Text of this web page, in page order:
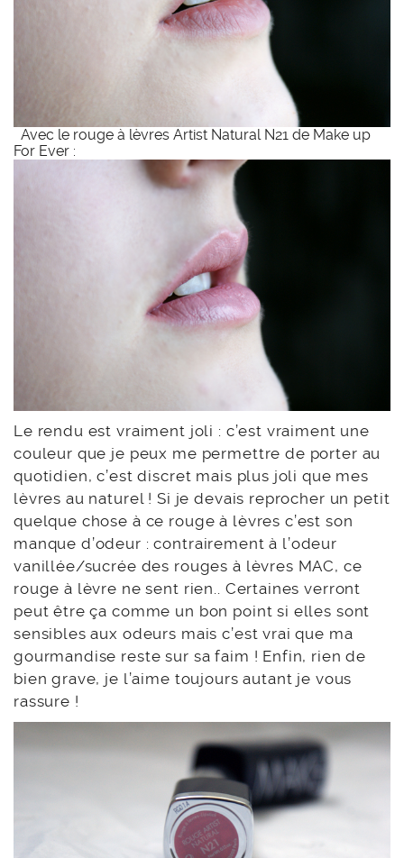
Avec le rouge à lèvres Artist Natural N21 de Make up
For Ever :
Le rendu est vraiment joli : c’est vraiment une
couleur que je peux me permettre de porter au
quotidien, c’est discret mais plus joli que mes
lèvres au naturel ! Si je devais reprocher un petit
quelque chose à ce rouge à lèvres c’est son
manque d’odeur : contrairement à l’odeur
vanillée/sucrée des rouges à lèvres MAC, ce
rouge à lèvre ne sent rien.. Certaines verront
peut être ça comme un bon point si elles sont
sensibles aux odeurs mais c’est vrai que ma
gourmandise reste sur sa faim ! Enfin, rien de
bien grave, je l’aime toujours autant je vous
rassure !